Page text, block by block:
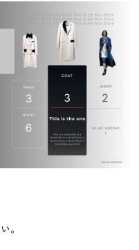
。